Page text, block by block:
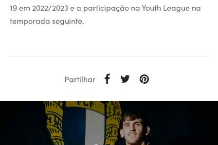
19 em 2022/2023 e a participação na Youth League na
temporada seguinte.
Partilhar